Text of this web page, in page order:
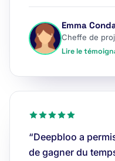
Emma
Lire le
“Deepbloo a
de gagner du